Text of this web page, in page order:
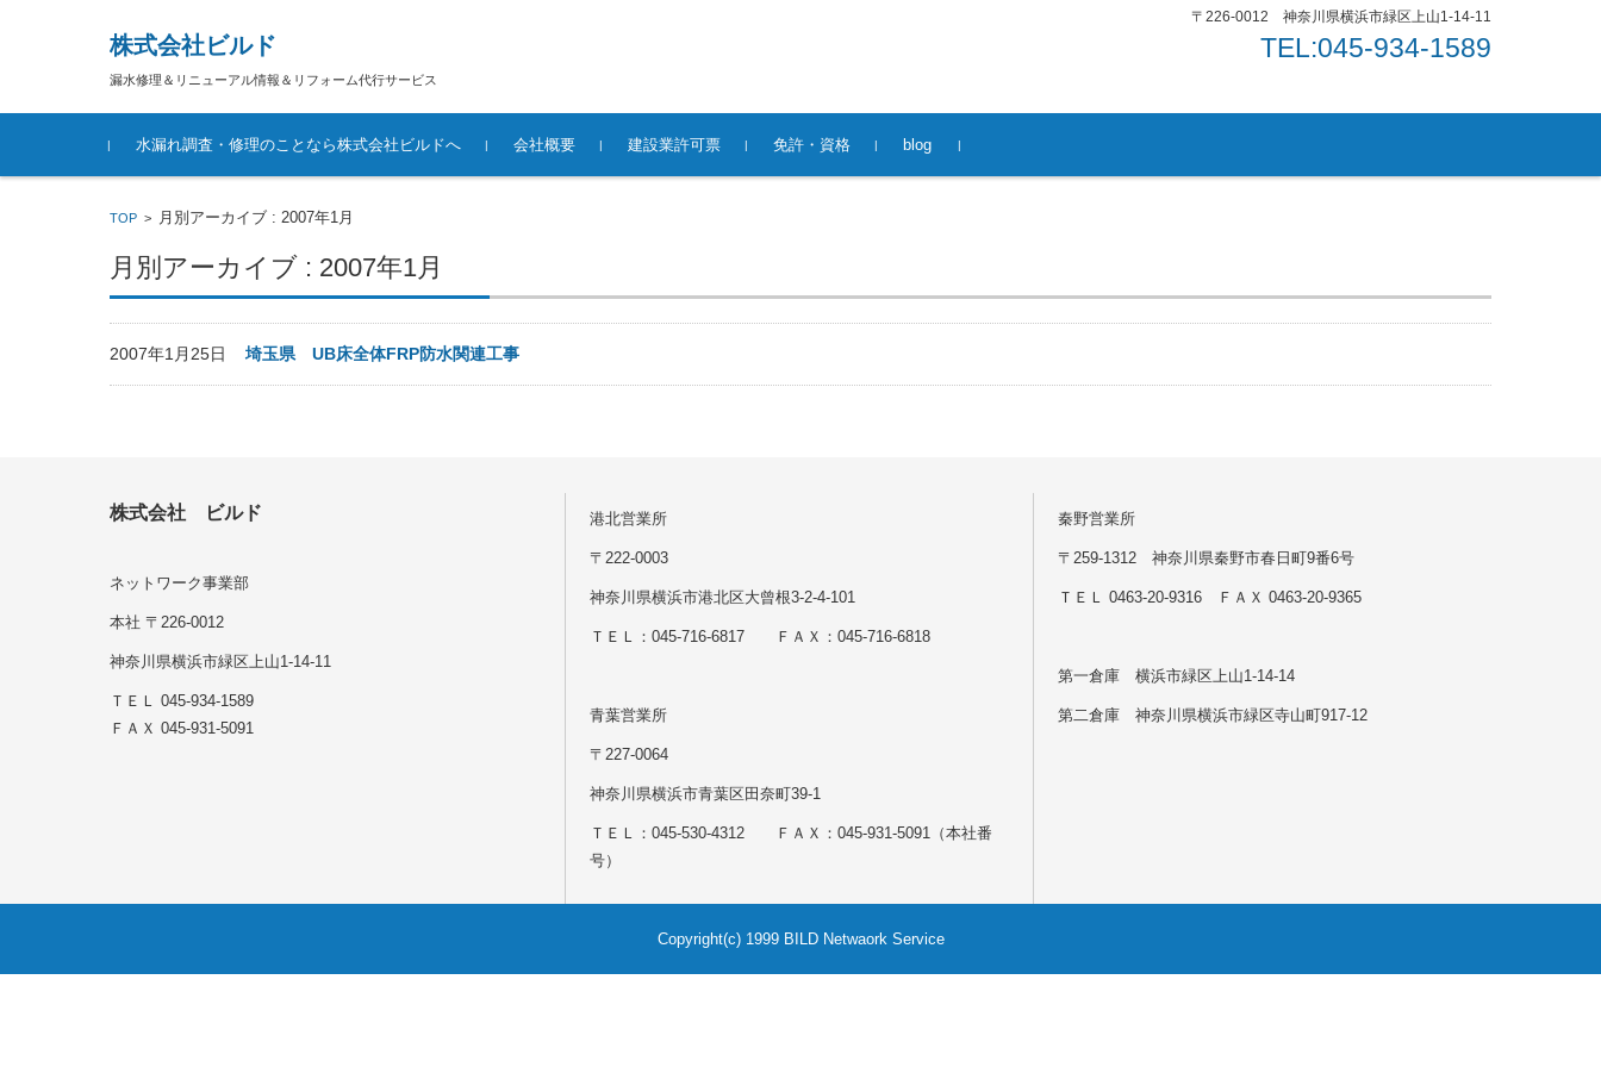
株式会社ビルド
漏水修理＆リニューアル情報＆リフォーム代行サービス
〒226-0012 神奈川県横浜市緑区上山1-14-11
TEL:045-934-1589
コンテンツに移動
水漏れ調査・修理のことなら株式会社ビルドへ
会社概要 建設業許可票 免許・資格 blog
TOP > 月別アーカイブ : 2007年1月
月別アーカイブ : 2007年1月
2007年1月25日 埼玉県 UB床全体FRP防水関連工事
株式会社 ビルド
ネットワーク事業部
本社 〒226-0012
神奈川県横浜市緑区上山1-14-11
ＴＥＬ 045-934-1589
ＦＡＸ 045-931-5091
港北営業所
〒222-0003
神奈川県横浜市港北区大曾根3-2-4-101
ＴＥＬ：045-716-6817 ＦＡＸ：045-716-6818
青葉営業所
〒227-0064
神奈川県横浜市青葉区田奈町39-1
ＴＥＬ：045-530-4312 ＦＡＸ：045-931-5091（本社番
号）
秦野営業所
〒259-1312 神奈川県秦野市春日町9番6号
ＴＥＬ 0463-20-9316 ＦＡＸ 0463-20-9365
第一倉庫 横浜市緑区上山1-14-14
第二倉庫 神奈川県横浜市緑区寺山町917-12
Copyright(c) 1999 BILD Netwaork Service